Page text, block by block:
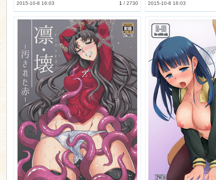
1 /2730
2015-10-8 16:03 2015-10-8 16:03